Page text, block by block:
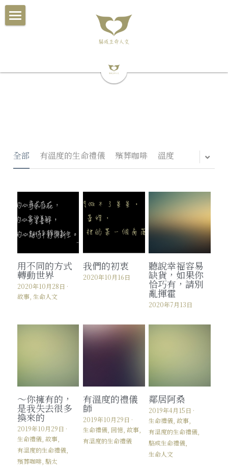
評鑑優良及有溫度的生命禮儀
殯儀館規費
感謝您們給予的溫暖
家人們的鼓勵
有溫度的生命禮儀
感謝今日報導-我們的初衷
殯葬禁忌傳說
禮俗小知識
新天堂樂園寵物生命禮儀
葬儀社也可以很文青購物網
全部 有溫度的生命禮儀 殯葬咖啡 溫度
用不同的方式
轉動世界
2020年10月28日 ·
故事, 生命人文
我們的初衷
2020年10月16日
聽說幸福容易
缺貨，如果你
恰巧有，請別
亂揮霍
2020年7月13日
～你擁有的，
是我失去很多
換來的
2019年10月29日 ·
生命禮儀, 故事,
有溫度的生命禮儀,
殯葬咖啡, 駱太
有溫度的禮儀
師
2019年10月29日 ·
生命禮儀, 回憶, 故事,
有溫度的生命禮儀
鄰居阿桑
2019年4月15日 ·
生命禮儀, 故事,
有溫度的生命禮儀,
駱成生命禮儀,
生命人文
商品分類